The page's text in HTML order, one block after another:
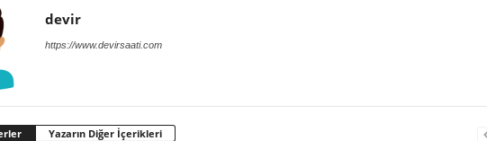
devir
https://www.devirsaati.com
Yazarın Diğer İçerikleri